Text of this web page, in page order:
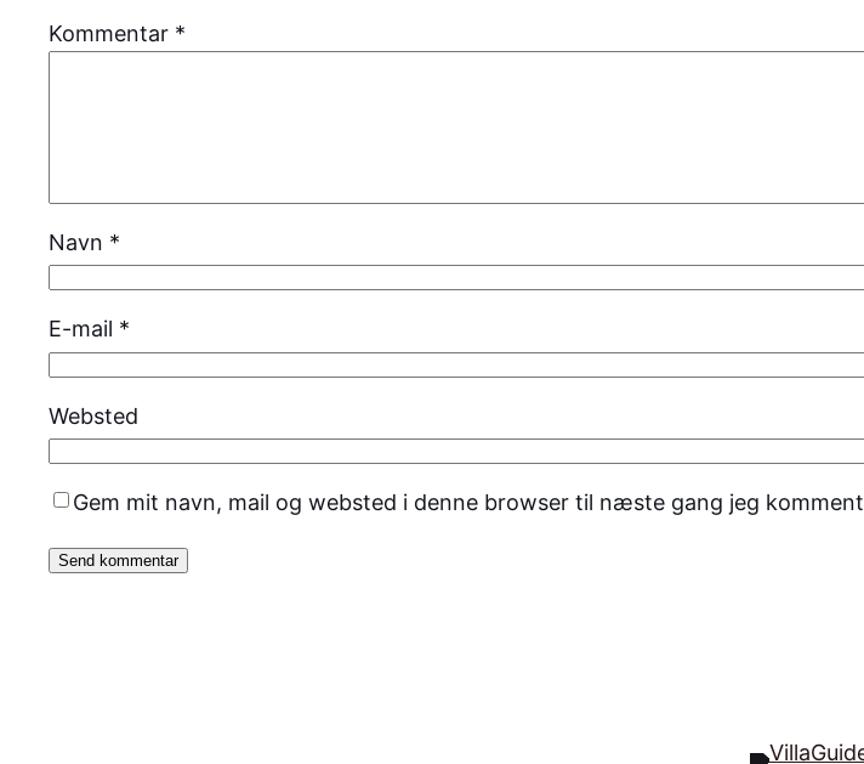
Kommentar *
Navn *
E-mail *
Websted
Gem mit navn, mail og websted i denne browser til næste gang jeg